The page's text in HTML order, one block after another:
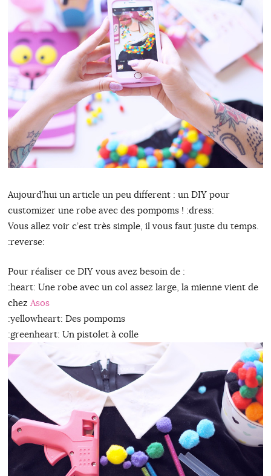
Aujourd’hui un article un peu different : un DIY pour
customizer une robe avec des pompoms ! :dress:
Vous allez voir c’est très simple, il vous faut juste du temps.
:reverse:
Pour réaliser ce DIY vous avez besoin de :
:heart: Une robe avec un col assez large, la mienne vient de
chez Asos
:yellowheart: Des pompoms
:greenheart: Un pistolet à colle